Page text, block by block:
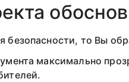
безопасности, то Вы
максимально